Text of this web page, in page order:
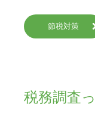
節税対策
税務調査